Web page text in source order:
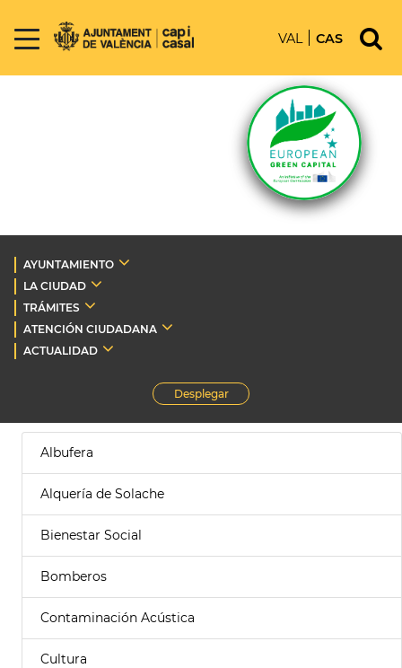
VAL CAS
AYUNTAMIENTO
LA CIUDAD
TRÁMITES
ATENCIÓN CIUDADANA
ACTUALIDAD
Desplegar
Albufera
Alquería de Solache
Bienestar Social
Bomberos
Contaminación Acústica
Cultura